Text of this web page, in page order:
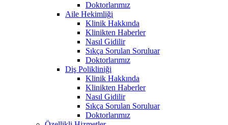
Doktorlarımız
Aile Hekimliği
Klinik Hakkında
Klinikten Haberler
Nasıl Gidilir
Sıkça Sorulan Soruluar
Doktorlarımız
Diş Polikliniği
Klinik Hakkında
Klinikten Haberler
Nasıl Gidilir
Sıkça Sorulan Soruluar
Doktorlarımız